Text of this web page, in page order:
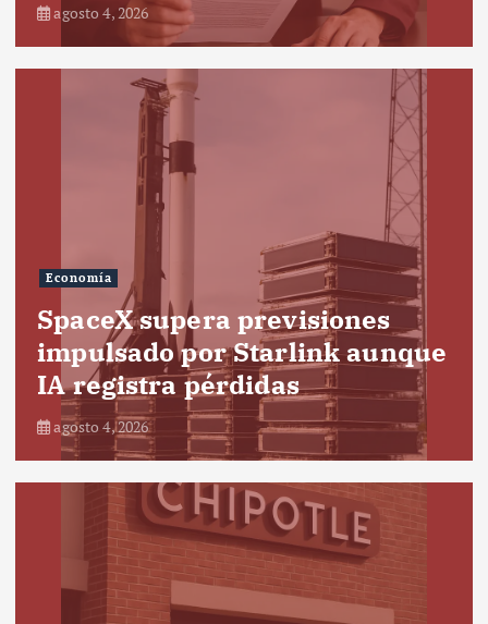
agosto 4, 2026
Economía
SpaceX supera previsiones
impulsado por Starlink aunque
IA registra pérdidas
agosto 4, 2026